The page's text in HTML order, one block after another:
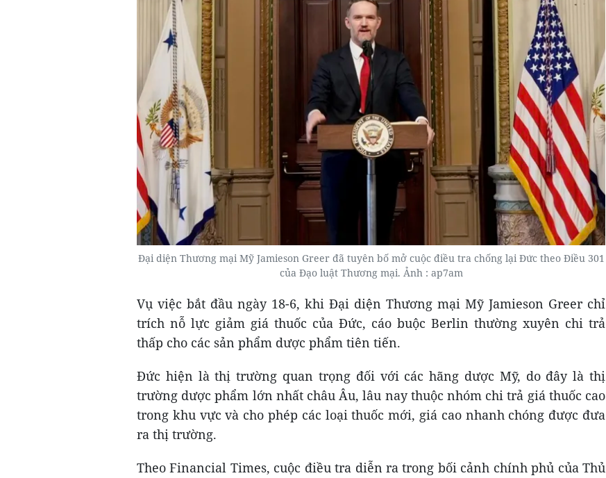
Đại diện Thương mại Mỹ Jamieson Greer đã tuyên bố mở cuộc điều tra chống lại Đức theo Điều 301
của Đạo luật Thương mại. Ảnh : ap7am
Vụ việc bắt đầu ngày 18-6, khi Đại diện Thương mại Mỹ Jamieson Greer chỉ
trích nỗ lực giảm giá thuốc của Đức, cáo buộc Berlin thường xuyên chi trả
thấp cho các sản phẩm dược phẩm tiên tiến.
Đức hiện là thị trường quan trọng đối với các hãng dược Mỹ, do đây là thị
trường dược phẩm lớn nhất châu Âu, lâu nay thuộc nhóm chi trả giá thuốc cao
trong khu vực và cho phép các loại thuốc mới, giá cao nhanh chóng được đưa
ra thị trường.
Theo Financial Times, cuộc điều tra diễn ra trong bối cảnh chính phủ của Thủ